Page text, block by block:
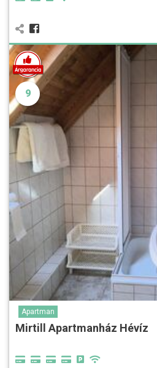
9
Apartman
Mirtill Apartmanház Hévíz